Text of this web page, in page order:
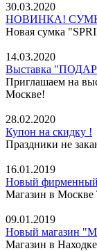
30.03.2020
НОВИНКА!
Новая сумка
14.03.2020
Выставка
Приглашаем на
Москве!
28.02.2020
Купон на скидку !
Праздники не
16.01.2019
Новый
Магазин в
09.01.2019
Новый магазин
Магазин в